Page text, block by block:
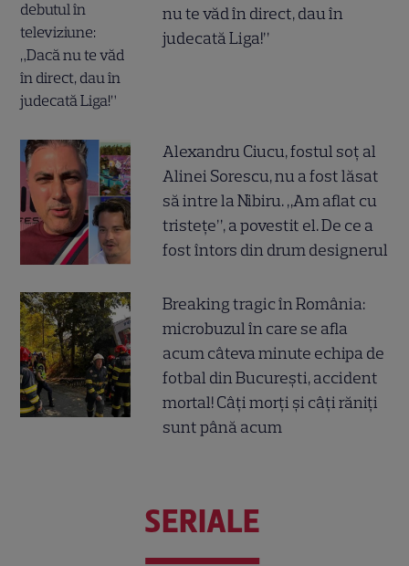
nu te văd în direct, dau în
judecată Liga!”
Alexandru Ciucu, fostul soț al
Alinei Sorescu, nu a fost lăsat
să intre la Nibiru. „Am aflat cu
tristețe”, a povestit el. De ce a
fost întors din drum designerul
Breaking tragic în România:
microbuzul în care se afla
acum câteva minute echipa de
fotbal din București, accident
mortal! Câți morți și câți răniți
sunt până acum
SERIALE